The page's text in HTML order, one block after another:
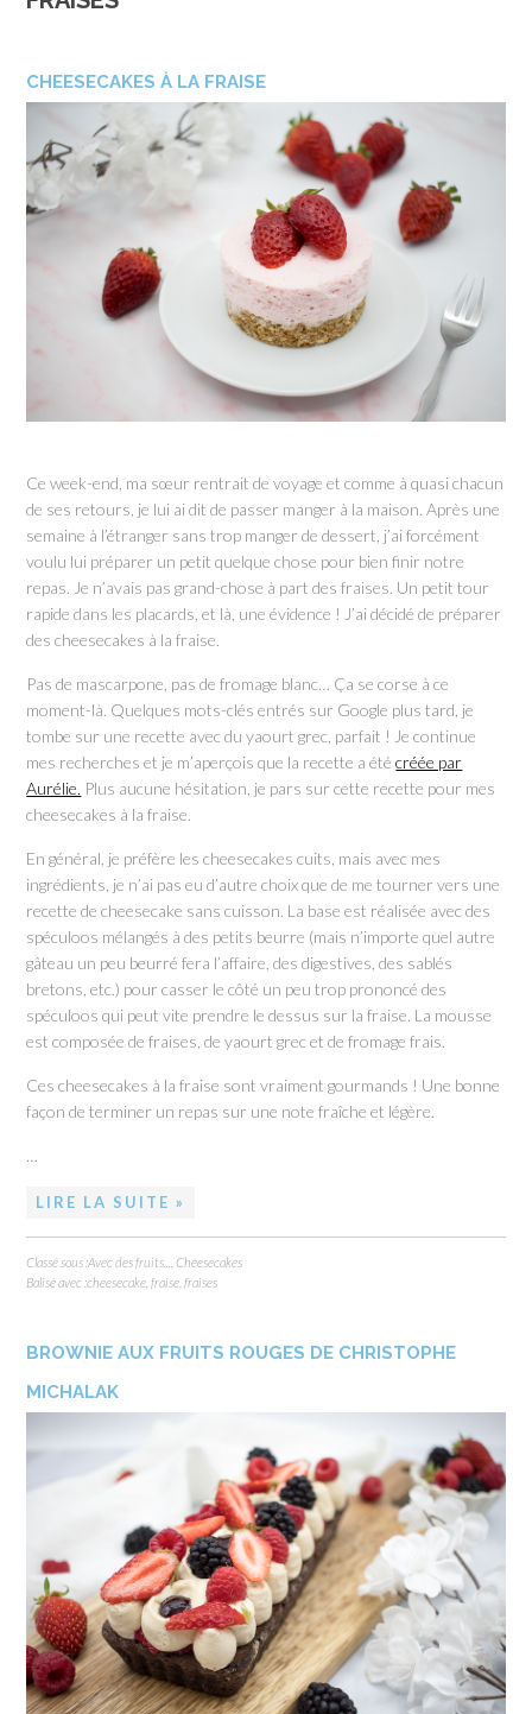
CHEESECAKES À LA FRAISE
Ce week-end, ma sœur rentrait de voyage et comme à quasi chacun
de ses retours, je lui ai dit de passer manger à la maison. Après une
semaine à l’étranger sans trop manger de dessert, j’ai forcément
voulu lui préparer un petit quelque chose pour bien finir notre
repas. Je n’avais pas grand-chose à part des fraises. Un petit tour
rapide dans les placards, et là, une évidence ! J’ai décidé de préparer
des cheesecakes à la fraise.
Pas de mascarpone, pas de fromage blanc… Ça se corse à ce
moment-là. Quelques mots-clés entrés sur Google plus tard, je
tombe sur une recette avec du yaourt grec, parfait ! Je continue
mes recherches et je m’aperçois que la recette a étécréée par
Aurélie. Plus aucune hésitation, je pars sur cette recette pour mes
cheesecakes à la fraise.
En général, je préfère les cheesecakes cuits, mais avec mes
ingrédients, je n’ai pas eu d’autre choix que de me tourner vers une
recette de cheesecake sans cuisson. La base est réalisée avec des
spéculoos mélangés à des petits beurre (mais n’importe quel autre
gâteau un peu beurré fera l’affaire, des digestives, des sablés
bretons, etc.) pour casser le côté un peu trop prononcé des
spéculoos qui peut vite prendre le dessus sur la fraise. La mousse
est composée de fraises, de yaourt grec et de fromage frais.
Ces cheesecakes à la fraise sont vraiment gourmands ! Une bonne
façon de terminer un repas sur une note fraîche et légère.
…
LIRE LA SUITE »
Classé sous :Avec des fruits... ,Cheesecakes
Balisé avec :cheesecake ,fraise ,fraises
BROWNIE AUX FRUITS ROUGES DE CHRISTOPHE
MICHALAK